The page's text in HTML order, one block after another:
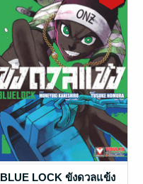
BLUE LOCK ขังดวลแข้ง